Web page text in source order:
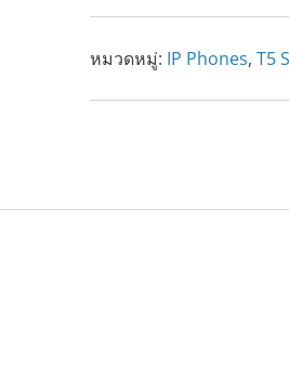
หมวดหมู่: IP Phones, T5